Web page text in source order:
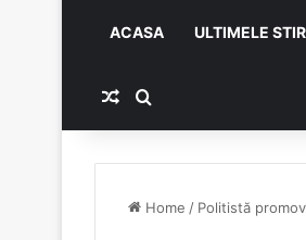
ACASA ULTIMELE
Random Article
Search for
Home / Politistă